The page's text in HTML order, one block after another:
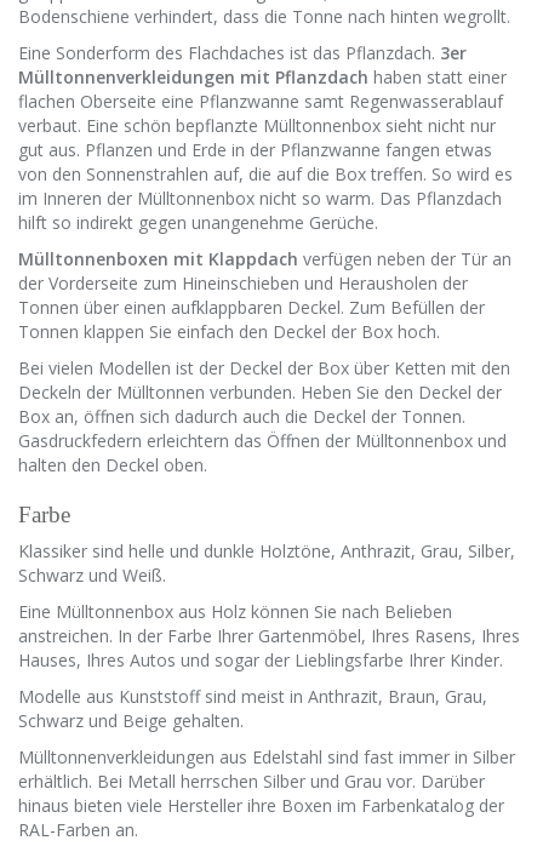
Bodenschiene verhindert, dass die Tonne nach hinten wegrollt.
Eine Sonderform des Flachdaches ist das Pflanzdach. 3er
Mülltonnenverkleidungen mit Pflanzdach haben statt einer
flachen Oberseite eine Pflanzwanne samt Regenwasserablauf
verbaut. Eine schön bepflanzte Mülltonnenbox sieht nicht nur
gut aus. Pflanzen und Erde in der Pflanzwanne fangen etwas
von den Sonnenstrahlen auf, die auf die Box treffen. So wird es
im Inneren der Mülltonnenbox nicht so warm. Das Pflanzdach
hilft so indirekt gegen unangenehme Gerüche.
Mülltonnenboxen mit Klappdach verfügen neben der Tür an
der Vorderseite zum Hineinschieben und Herausholen der
Tonnen über einen aufklappbaren Deckel. Zum Befüllen der
Tonnen klappen Sie einfach den Deckel der Box hoch.
Bei vielen Modellen ist der Deckel der Box über Ketten mit den
Deckeln der Mülltonnen verbunden. Heben Sie den Deckel der
Box an, öffnen sich dadurch auch die Deckel der Tonnen.
Gasdruckfedern erleichtern das Öffnen der Mülltonnenbox und
halten den Deckel oben.
Farbe
Klassiker sind helle und dunkle Holztöne, Anthrazit, Grau, Silber,
Schwarz und Weiß.
Eine Mülltonnenbox aus Holz können Sie nach Belieben
anstreichen. In der Farbe Ihrer Gartenmöbel, Ihres Rasens, Ihres
Hauses, Ihres Autos und sogar der Lieblingsfarbe Ihrer Kinder.
Modelle aus Kunststoff sind meist in Anthrazit, Braun, Grau,
Schwarz und Beige gehalten.
Mülltonnenverkleidungen aus Edelstahl sind fast immer in Silber
erhältlich. Bei Metall herrschen Silber und Grau vor. Darüber
hinaus bieten viele Hersteller ihre Boxen im Farbenkatalog der
RAL-Farben an.